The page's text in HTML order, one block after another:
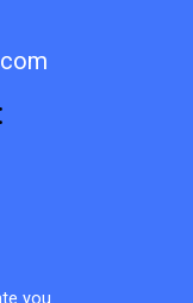
you.